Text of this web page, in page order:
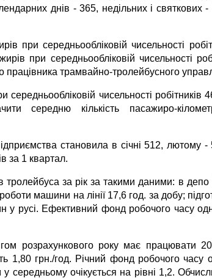
днів - 365, недільних і святкових
при середньообліковій чисельності
при середньо­обліковій чисельності
працівника трамвайно-тролейбусного
чисельності робітників
середню кількість пасажиро-
становила в січні 512, лютому -
за 1 квартал.
тролейбуса за рік за такими даними: в
машини на лінії 17,6 год. за добу;
у русі. Ефективний фонд робочого часу
розрахункового року має працювати 20
1,80 грн./год. Річний фонд робочого часу
се­редньому очікується на рівні 1,2.